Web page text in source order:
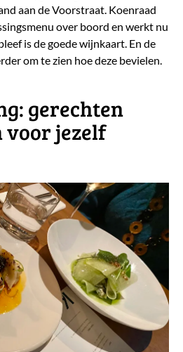
aan de Voorstraat. Koenraad
over boord en werkt nu
is de goede wijnkaart. En de
om te zien hoe deze bevielen.
gerechten
voor jezelf